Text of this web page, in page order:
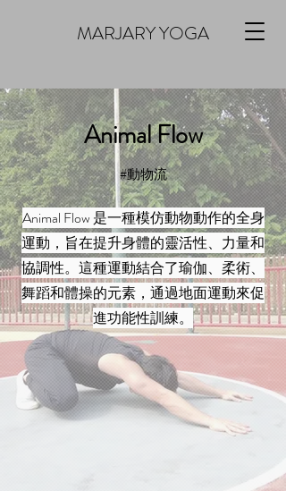
MARJARY YOGA
Animal Flow
#動物流
Animal Flow 是一種模仿動物動作的全身
運動，旨在提升身體的靈活性、力量和
協調性。這種運動結合了瑜伽、柔術、
舞蹈和體操的元素，通過地面運動來促
進功能性訓練。